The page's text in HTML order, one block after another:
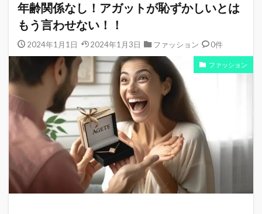
年齢関係なし！アガットが恥ずかしいとは
もう言わせない！！
2024年1月1日 2024年1月3日 ファッション 0件
ファッション